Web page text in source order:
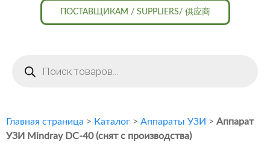
ПОСТАВЩИКАМ / SUPPLIERS/ 供应商
товаров
Главная страница > Каталог > Аппараты УЗИ > Аппарат
УЗИ Mindray DC-40 (снят с производства)